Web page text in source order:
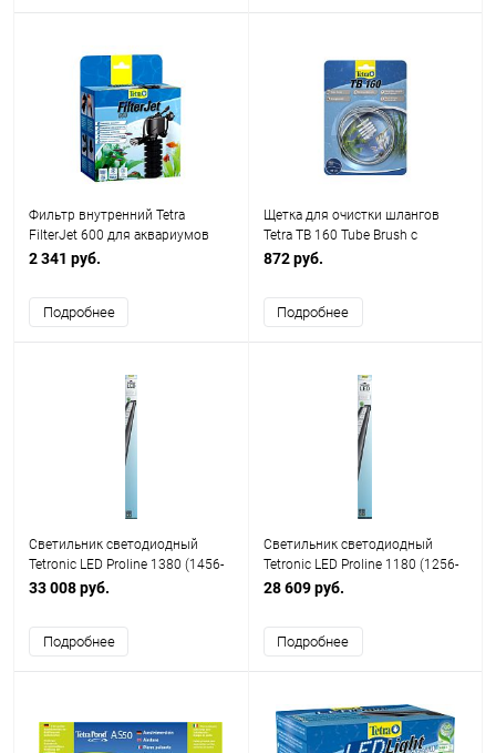
Фильтр внутренний Tetra
FilterJet 600 для аквариумов
120 – 170л
2 341 руб.
Подробнее
Щетка для очистки шлангов
Tetra TB 160 Tube Brush с
диаметром 11-25 мм
872 руб.
Подробнее
Cветильник светодиодный
Tetronic LED Proline 1380 (1456-
1694 мм с адаптерами)
33 008 руб.
Подробнее
Cветильник светодиодный
Tetronic LED Proline 1180 (1256-
1494 мм с адаптерами)
28 609 руб.
Подробнее